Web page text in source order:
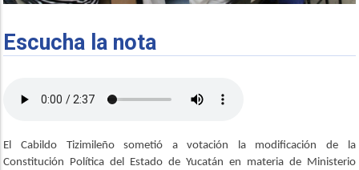
Escucha la nota
El Cabildo Tizimileño sometió a votación la modificación de la
Constitución Política del Estado de Yucatán en materia de Ministerio